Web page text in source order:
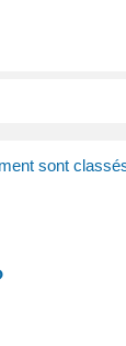
sont